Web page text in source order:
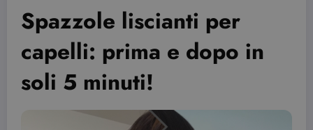
Spazzole liscianti per
capelli: prima e dopo in
soli 5 minuti!